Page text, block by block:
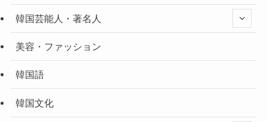
韓国芸能人・著名人
美容・ファッション
韓国語
韓国文化